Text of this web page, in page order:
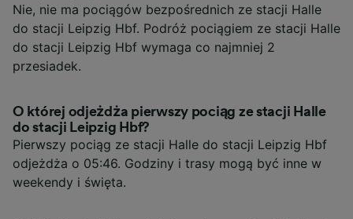
Nie, nie ma pociągów bezpośrednich ze stacji Halle
do stacji Leipzig Hbf. Podróż pociągiem ze stacji Halle
do stacji Leipzig Hbf wymaga co najmniej 2
przesiadek.
O której odjeżdża pierwszy pociąg ze stacji Halle
do stacji Leipzig Hbf?
Pierwszy pociąg ze stacji Halle do stacji Leipzig Hbf
odjeżdża o 05:46. Godziny i trasy mogą być inne w
weekendy i święta.